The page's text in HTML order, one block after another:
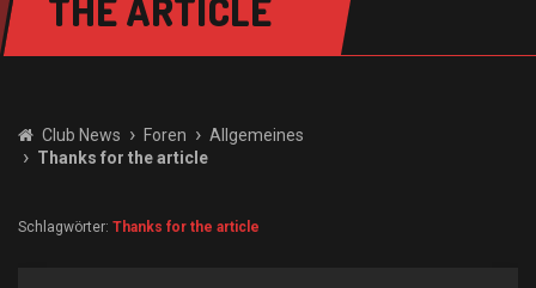
THE ARTICLE
Club News › Foren › Allgemeines
› Thanks for the article
Schlagwörter: Thanks for the article